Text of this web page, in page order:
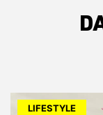
LIFESTYLE